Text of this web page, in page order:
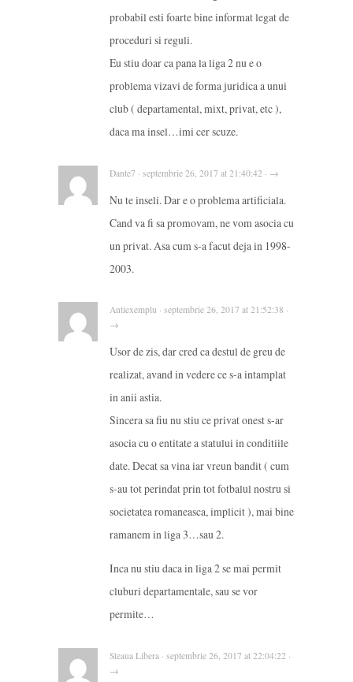
probabil esti foarte bine informat legat de
proceduri si reguli.
Eu stiu doar ca pana la liga 2 nu e o
problema vizavi de forma juridica a unui
club ( departamental, mixt, privat, etc ),
daca ma insel…imi cer scuze.
Dante7 · septembrie 26, 2017 at 21:40:42 · →
Nu te inseli. Dar e o problema artificiala.
Cand va fi sa promovam, ne vom asocia cu
un privat. Asa cum s-a facut deja in 1998-
2003.
Antiexemplu · septembrie 26, 2017 at 21:52:38 ·
→
Usor de zis, dar cred ca destul de greu de
realizat, avand in vedere ce s-a intamplat
in anii astia.
Sincera sa fiu nu stiu ce privat onest s-ar
asocia cu o entitate a statului in conditiile
date. Decat sa vina iar vreun bandit ( cum
s-au tot perindat prin tot fotbalul nostru si
societatea romaneasca, implicit ), mai bine
ramanem in liga 3…sau 2.
Inca nu stiu daca in liga 2 se mai permit
cluburi departamentale, sau se vor
permite…
Steaua Libera · septembrie 26, 2017 at 22:04:22 ·
→